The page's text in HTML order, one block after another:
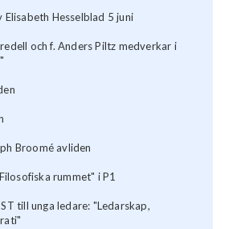
Hesselblad 5 juni
och f. Anders Piltz medverkar i
Broomé avliden
rummet" i P1
till unga ledare: "Ledarskap,